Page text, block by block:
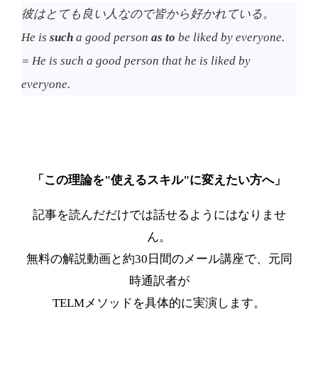
彼はとても良い人なので皆から好かれている。
He issuch a good personas to be liked by everyone.
= He is such a good person that he is liked by
everyone.
「この理論を"使えるスキル"に変えたい方へ」
記事を読んだだけでは話せるようにはなりませ
ん。
無料の解説動画と約30日間のメール講座で、元同
時通訳者が
TELMメソッドを具体的に実演します。